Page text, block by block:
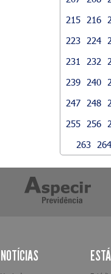
215
216
223
224
231
232
239
240
247
248
255
256
263
264
NOTÍCIAS